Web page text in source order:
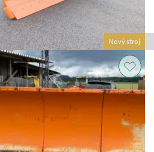
Nový stroj